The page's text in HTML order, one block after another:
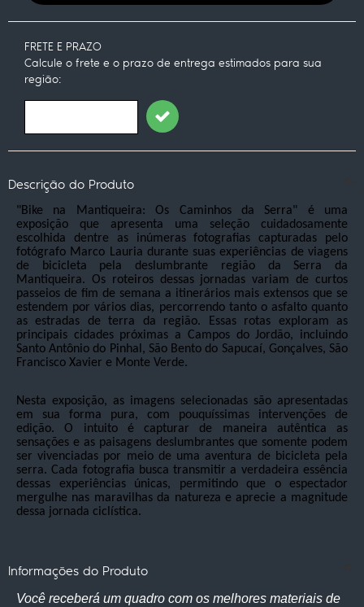
FRETE E PRAZO
Calcule o frete e o prazo de entrega estimados para sua
região:
Descrição do Produto
"Bike na Mantiqueira: Os Caminhos da Serra" é uma
exposição que apresenta uma seleção cuidadosamente
escolhida dentre as inúmeras fotografias capturadas pelo
fotógrafo Marco Lauria durante suas experiências de viagens
de bicicleta pela deslumbrante região da Serra da
Mantiqueira. Os roteiros dessas jornadas variam de curtos
passeios de fim de semana a itinerários mais extensos que se
estendem por vários dias, percorrendo tanto o asfalto quanto
as estradas de terra da região. Essas rotas exploram as
principais cidades próximas a Campos do Jordão, incluindo
Santo Antônio do Pinhal, São Bento do Sapucaí, Gonçalves, São
Francisco Xavier e Monte Verde.
Nesta exposição, as imagens selecionadas são apresentadas
em sua forma pura, com pouquíssimas intervenções de
edição. O intuito é capturar de maneira autêntica as
sensações e as paisagens deslumbrantes que somente podem
ser vivenciadas por meio de uma aventura de bicicleta pela
serra. Cada fotografia busca transmitir a verdadeira essência
dessas experiências únicas, permitindo que o espectador
mergulhe nas maravilhas da natureza e aprecie a magnitude
dessa jornada ciclística.
Informações do Produto
Você receberá um quadro com os melhores materiais de